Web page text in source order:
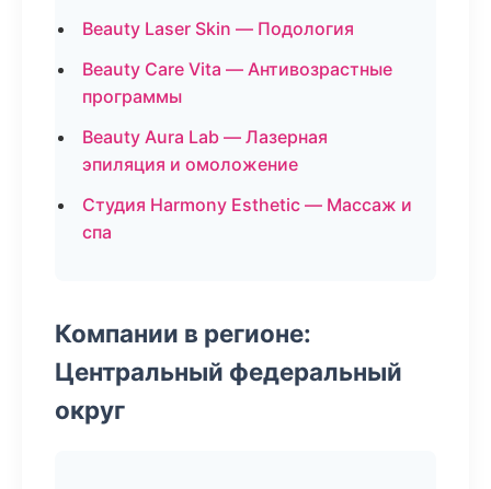
Beauty Laser Skin — Подология
Beauty Care Vita — Антивозрастные
программы
Beauty Aura Lab — Лазерная
эпиляция и омоложение
Студия Harmony Esthetic — Массаж и
спа
Компании в регионе:
Центральный федеральный
округ